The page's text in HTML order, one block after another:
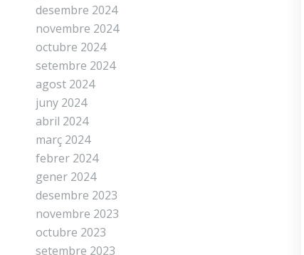
desembre 2024
novembre 2024
octubre 2024
setembre 2024
agost 2024
juny 2024
abril 2024
març 2024
febrer 2024
gener 2024
desembre 2023
novembre 2023
octubre 2023
setembre 2023